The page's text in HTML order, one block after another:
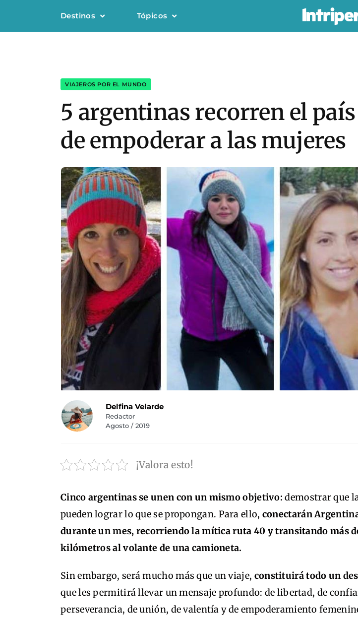
Destinos Tópicos
VIAJEROS POR EL MUNDO
5 argentinas recorren el
de empoderar a las mujeres
Delfina Velarde
Redactor
Agosto / 2019
¡Valora esto!
Cinco argentinas se unen con un mismo objetivo:demostrar que
pueden lograr lo que se propongan. Para ello, conectarán
durante un mes, recorriendo la mítica ruta 40 y transitando más
kilómetros al volante de una camioneta.
Sin embargo, será mucho más que un viaje, constituirá todo un
que les permitirá llevar un mensaje profundo: de libertad, de
perseverancia, de unión, de valentía y de empoderamiento